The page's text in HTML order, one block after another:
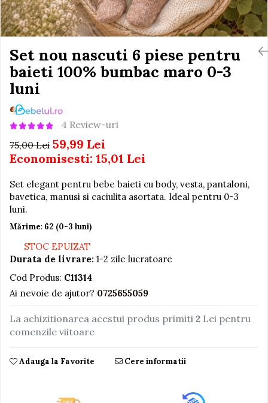
Jucarii de baie
Seturi de frumusete
Caluti balansoar
Interactive, educative si
muzicale
Ateliere si unelte
Blocuri de constructie
Covorase de dans
De plus
Electrocasnice si bucatarii
Fotolii gonflabile
Jocuri de indemanare
Muzica si instrumente
Plastilina
Saltelute si centre de activitati
Ingrijire cosmetica mamici
Perioada Alaptarii
Perioada Sarcinii
Pompe de san
Sisteme De Purtare
Set nou nascuti 6 piese pentru
baieti 100% bumbac maro 0-3
luni
4 Review-uri
75,00 Lei 59,99 Lei
Economisesti: 15,01 Lei
Set elegant pentru bebe baieti cu body, vesta, pantaloni,
bavetica, manusi si caciulita asortata. Ideal pentru 0-3
luni.
Mărime: 62 (0-3 luni)
STOC EPUIZAT
Durata de livrare: 1-2 zile lucratoare
Cod Produs: C11314
Ai nevoie de ajutor? 0725655059
La achizitionarea acestui produs primiti 2 Lei pentru
comenzile viitoare
Adauga la Favorite Cere informatii